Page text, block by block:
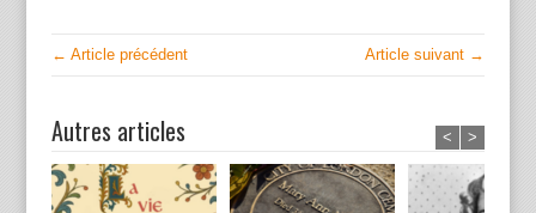
← Article précédent Article suivant →
Autres articles < >